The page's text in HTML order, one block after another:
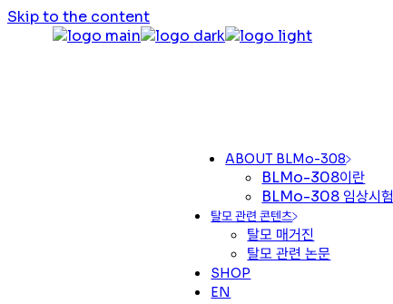
Skip to the content
ABOUT BLMo-308
BLMo-308이란
BLMo-308 임상시험
탈모 관련 콘텐츠
탈모 매거진
탈모 관련 논문
SHOP
EN